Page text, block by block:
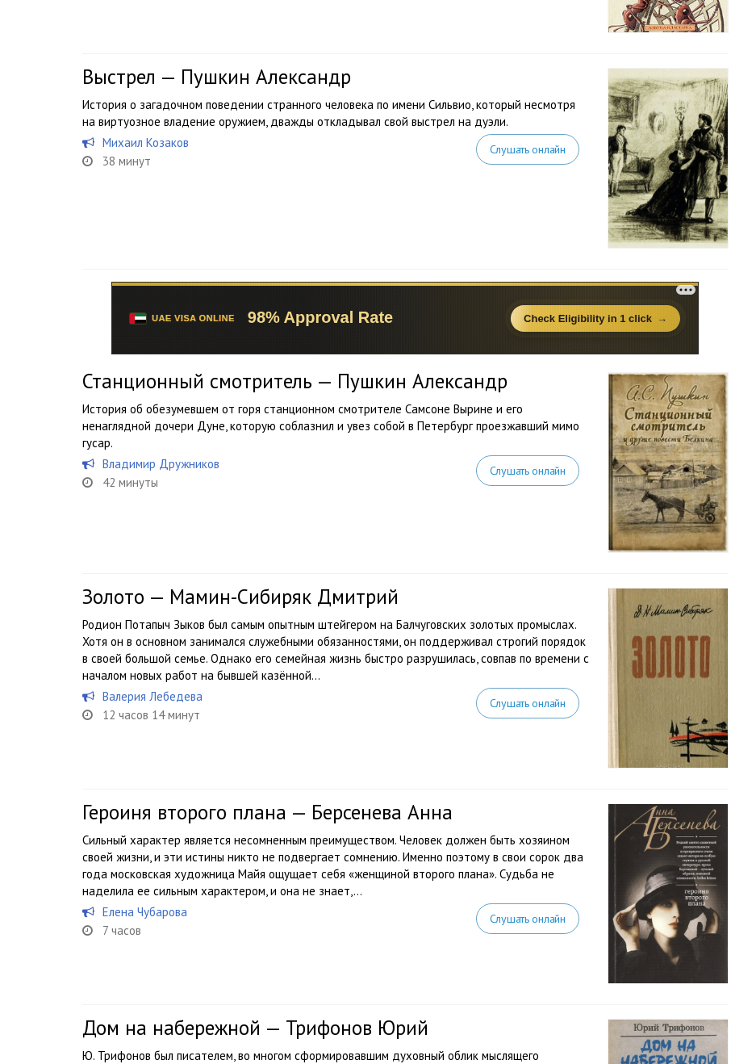
Выстрел — Пушкин Александр
История о загадочном поведении странного человека по имени Сильвио, который несмотря
на виртуозное владение оружием, дважды откладывал свой выстрел на дуэли.
Михаил Козаков
38 минут
Слушать онлайн
Станционный смотритель — Пушкин Александр
История об обезумевшем от горя станционном смотрителе Самсоне Вырине и его
ненаглядной дочери Дуне, которую соблазнил и увез собой в Петербург проезжавший мимо
гусар.
Владимир Дружников
42 минуты
Слушать онлайн
Золото — Мамин-Сибиряк Дмитрий
Родион Потапыч Зыков был самым опытным штейгером на Балчуговских золотых промыслах.
Хотя он в основном занимался служебными обязанностями, он поддерживал строгий порядок
в своей большой семье. Однако его семейная жизнь быстро разрушилась, совпав по времени с
началом новых работ на бывшей казённой...
Валерия Лебедева
12 часов 14 минут
Слушать онлайн
Героиня второго плана — Берсенева Анна
Сильный характер является несомненным преимуществом. Человек должен быть хозяином
своей жизни, и эти истины никто не подвергает сомнению. Именно поэтому в свои сорок два
года московская художница Майя ощущает себя «женщиной второго плана». Судьба не
наделила ее сильным характером, и она не знает,...
Елена Чубарова
7 часов
Слушать онлайн
Дом на набережной — Трифонов Юрий
Ю. Трифонов был писателем, во многом сформировавшим духовный облик мыслящего